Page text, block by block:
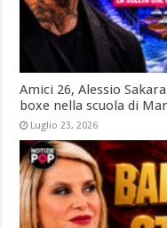
Amici 26, Alessio
boxe nella scuola di
Luglio 23, 2026